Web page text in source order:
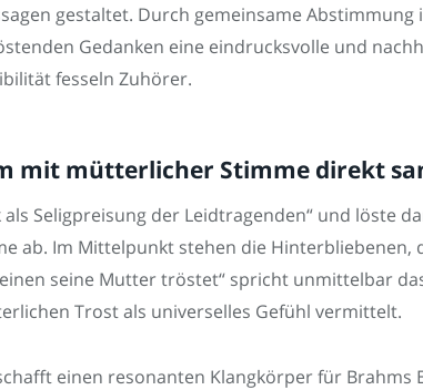
gestaltet. Durch gemeinsame
Gedanken eine eindrucksvolle und
fesseln Zuhörer.
mit mütterlicher Stimme direkt
Seligpreisung der Leidtragenden“ und löste
ab. Im Mittelpunkt stehen die Hinterbliebenen,
seine Mutter tröstet“ spricht unmittelbar
Trost als universelles Gefühl vermittelt.
einen resonanten Klangkörper für Brahms